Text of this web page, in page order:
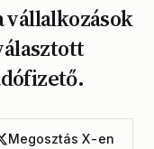
vállalkozások
Megosztás X-en